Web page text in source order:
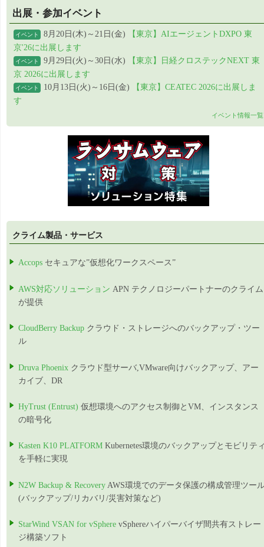
出展・参加イベント
イベント 8月20日(木)～21日(金)
【東京】AIエージェントDXPO 東
京'26に出展します
イベント 9月29日(火)～30日(水)
【東京】日経クロステックNEXT 東
京 2026に出展します
イベント 10月13日(火)～16日(金)
【東京】CEATEC 2026に出展しま
す
イベント情報一覧
クライム製品・サービス
Accops セキュアな”仮想化ワークスペース”
AWS対応ソリューション APN テクノロジーパートナーのクライム
が提供
CloudBerry Backup クラウド・ストレージへのバックアップ・ツー
ル
Druva Phoenix クラウド型サーバ,VMware向けバックアップ、アー
カイブ、DR
HyTrust (Entrust) 仮想環境へのアクセス制御とVM、インスタンス
の暗号化
Kasten K10 PLATFORM Kubernetes環境のバックアップとモビリテ
を手軽に実現
N2W Backup & Recovery AWS環境でのデータ保護の構成管理ツー
(バックアップ/リカバリ/災害対策など)
StarWind VSAN for vSphere vSphereハイパーバイザ間共有ストレー
ジ構築ソフト